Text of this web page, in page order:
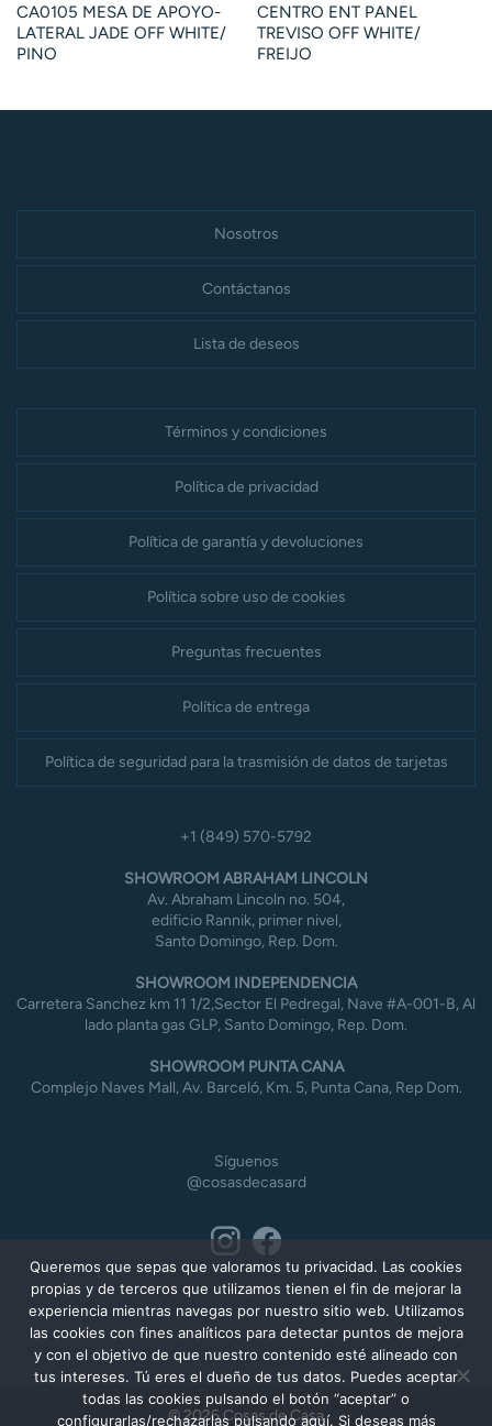
CA0105 MESA DE APOYO-
LATERAL JADE OFF WHITE/
PINO
CENTRO ENT PANEL
TREVISO OFF WHITE/
FREIJO
Nosotros
Contáctanos
Lista de deseos
Términos y condiciones
Política de privacidad
Política de garantía y devoluciones
Política sobre uso de cookies
Preguntas frecuentes
Política de entrega
Política de seguridad para la trasmisión de datos de tarjetas
+1 (849) 570-5792
SHOWROOM ABRAHAM LINCOLN
Av. Abraham Lincoln no. 504,
edificio Rannik, primer nivel,
Santo Domingo, Rep. Dom.
SHOWROOM INDEPENDENCIA
Carretera Sanchez km 11 1/2,Sector El Pedregal, Nave #A-001-B, Al
lado planta gas GLP, Santo Domingo, Rep. Dom.
SHOWROOM PUNTA CANA
Complejo Naves Mall, Av. Barceló, Km. 5, Punta Cana, Rep Dom.
Síguenos
@cosasdecasard
© 2026 Cosas de Casa
Queremos que sepas que valoramos tu privacidad. Las cookies
propias y de terceros que utilizamos tienen el fin de mejorar la
experiencia mientras navegas por nuestro sitio web. Utilizamos
las cookies con fines analíticos para detectar puntos de mejora
y con el objetivo de que nuestro contenido esté alineado con
tus intereses. Tú eres el dueño de tus datos. Puedes aceptar
todas las cookies pulsando el botón “aceptar” o
configurarlas/rechazarlas pulsando aquí. Si deseas más